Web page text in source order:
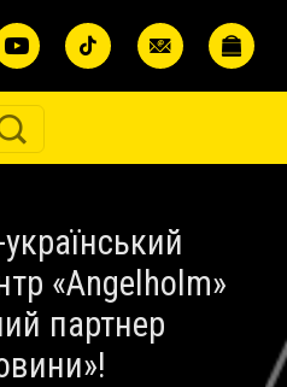
«Angelholm»
партнер